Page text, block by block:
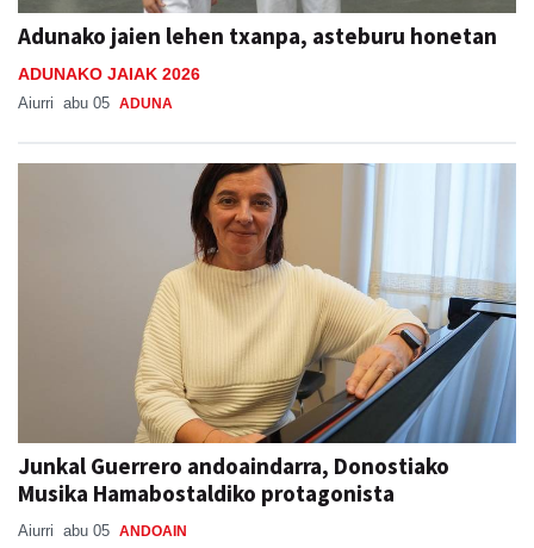
Adunako jaien lehen txanpa, asteburu honetan
ADUNAKO JAIAK 2026
Aiurri abu 05 ADUNA
Junkal Guerrero andoaindarra, Donostiako
Musika Hamabostaldiko protagonista
Aiurri abu 05 ANDOAIN